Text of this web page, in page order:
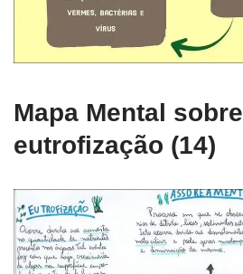
Mapa Mental sobre
eutrofização (14)